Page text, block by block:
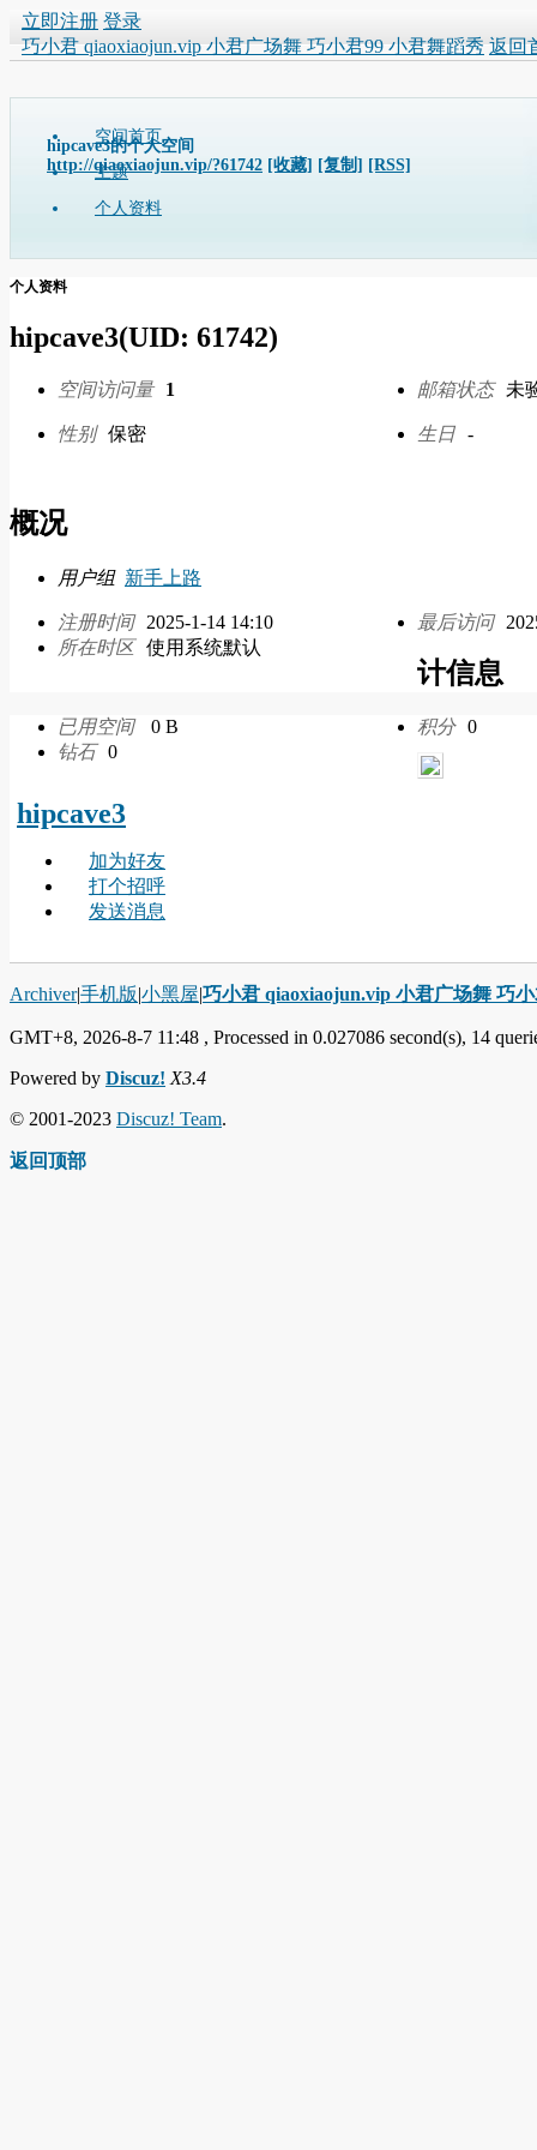
立即注册 登录
巧小君 qiaoxiaojun.vip 小君广场舞 巧小君99 小君舞蹈秀 返回
hipcave3的个人空间
http://qiaoxiaojun.vip/?61742 [收藏] [复制] [RSS]
空间首页
主题
个人资料
个人资料
hipcave3(UID: 61742)
空间访问量 1 邮箱状态 未
性别 保密 生日 -
概况
用户组 新手上路
注册时间 2025-1-14 14:10 最后访问
所在时区 使用系统默认
计信息
已用空间 0 B 积分 0
钻石 0
hipcave3
加为好友
打个招呼
发送消息
Archiver|手机版|小黑屋|巧小君 qiaoxiaojun.vip 小君广场舞 巧
GMT+8, 2026-8-7 11:48 , Processed in 0.027086 second(s), 14
Powered by Discuz! X3.4
© 2001-2023 Discuz! Team.
返回顶部